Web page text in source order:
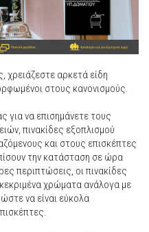
χρειάζεστε αρκετά είδη
στους κανονισμούς.
για να επισημάνετε τους
πινακίδες εξοπλισμού
και στους επισκέπτες
την κατάσταση σε ώρα
περιπτώσεις, οι πινακίδες
χρώματα ανάλογα με
να είναι εύκολα